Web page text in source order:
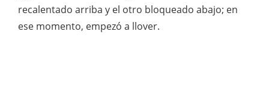
recalentado arriba y el otro bloqueado abajo; en
ese momento, empezó a llover.